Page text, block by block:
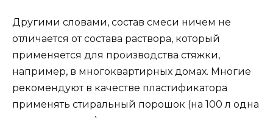
Другими словами, состав смеси ничем не
отличается от состава раствора, который
применяется для производства стяжки,
например, в многоквартирных домах. Многие
рекомендуют в качестве пластификатора
применять стиральный порошок (на 100 л одна